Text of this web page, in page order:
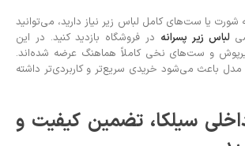
شورت یا ست‌های کامل لباس زیر نیاز دارید، می‌توانید
لباس زیر پسرانه در فروشگاه بازدید کنید. در این
و ست‌های نخی کاملاً هماهنگ عرضه شده‌اند.
باعث می‌شود خریدی سریع‌تر و کاربردی‌تر داشته
سیلکا، تضمین کیفیت و